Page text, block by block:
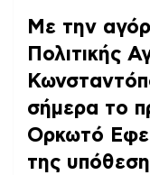
Με την
Πολιτικής
σήμερα το
Ορκωτό
της